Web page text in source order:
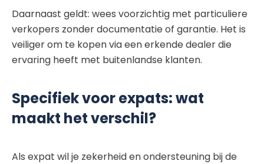
Daarnaast geldt: wees voorzichtig met particuliere
verkopers zonder documentatie of garantie. Het is
veiliger om te kopen via een erkende dealer die
ervaring heeft met buitenlandse klanten.
Specifiek voor expats: wat
maakt het verschil?
Als expat wil je zekerheid en ondersteuning bij de